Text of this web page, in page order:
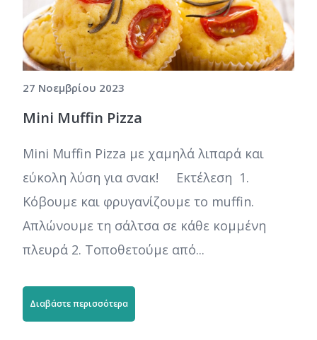
27 Νοεμβρίου 2023
Mini Muffin Pizza
Mini Muffin Pizza με χαμηλά λιπαρά και
εύκολη λύση για σνακ! Εκτέλεση 1.
Κόβουμε και φρυγανίζουμε το muffin.
Απλώνουμε τη σάλτσα σε κάθε κομμένη
πλευρά 2. Τοποθετούμε από...
Διαβάστε περισσότερα